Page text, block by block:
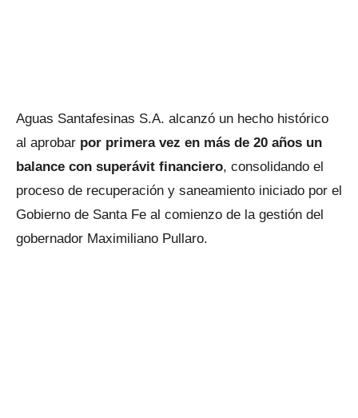
Aguas Santafesinas S.A. alcanzó un hecho histórico
al aprobar por primera vez en más de 20 años un
balance con superávit financiero, consolidando el
proceso de recuperación y saneamiento iniciado por el
Gobierno de Santa Fe al comienzo de la gestión del
gobernador Maximiliano Pullaro.